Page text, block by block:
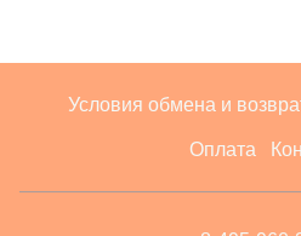
Условия обмена и
Оплата